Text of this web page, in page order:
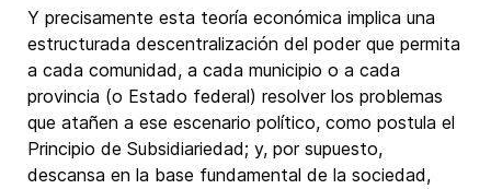
Y precisamente esta teoría económica implica una
estructurada descentralización del poder que permita
a cada comunidad, a cada municipio o a cada
provincia (o Estado federal) resolver los problemas
que atañen a ese escenario político, como postula el
Principio de Subsidiariedad; y, por supuesto,
descansa en la base fundamental de la sociedad,